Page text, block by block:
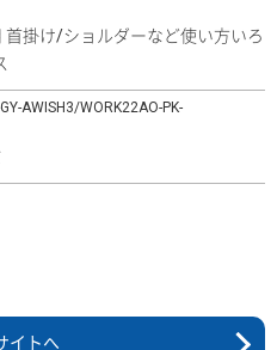
首掛け/ショルダーなど使い方いろ
AWISH3/WORK22AO-PK-
イトへ